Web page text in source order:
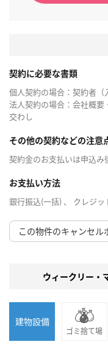
契約に必要な書類
個人契約の場合：契約者
法人契約の場合：会社概要
交わし
その他の契約などの注意
契約金のお支払いは申込み
お支払い方法
銀行振込(一括) 、 クレジッ
この物件のキャンセル
ウィークリー・
建物設備
ゴミ捨て場